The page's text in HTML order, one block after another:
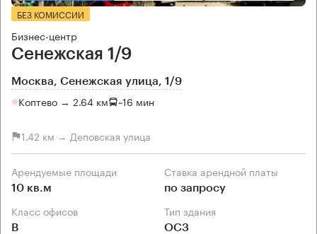
БЕЗ КОМИССИИ
Бизнес-центр
Сенежская 1/9
Москва, Сенежская улица, 1/9
Коптево → 2.64 км ~16 мин
1.42 км → Деповская улица
Арендуемые площади
10 кв.м
Ставка арендной платы
по запросу
Класс офисов
B
Тип здания
ОСЗ